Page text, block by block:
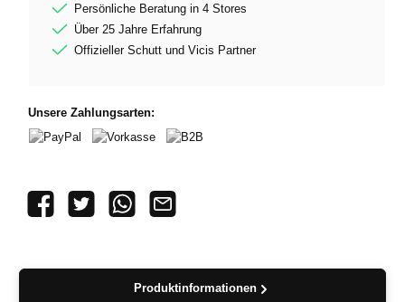
Persönliche Beratung in 4 Stores
Über 25 Jahre Erfahrung
Offizieller Schutt und Vicis Partner
Unsere Zahlungsarten:
Produktinformationen